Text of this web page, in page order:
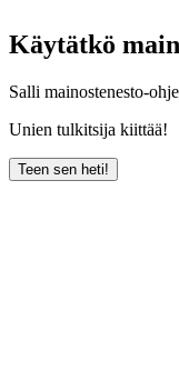
Käytätkö
Salli mainostenesto-
Unien tulkitsija kiittää!
Teen sen heti!